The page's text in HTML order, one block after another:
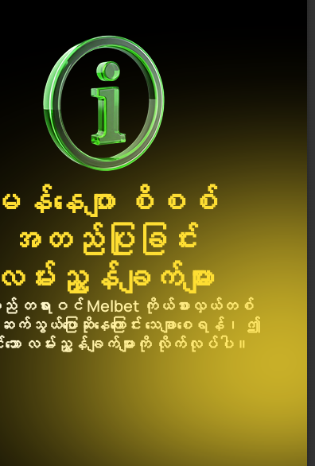
မန်နေဂျာ စိစစ်
အတည်ပြုခြင်း
လမ်းညွှန်ချက်များ
တရားဝင် Melbet ကိုယ်စားလှယ်တစ်
သွယ်ပြောဆိုနေကြောင်း သေချာစေရန်၊ ဤ
သော လမ်းညွှန်ချက်များကို လိုက်လုပ်ပါ။